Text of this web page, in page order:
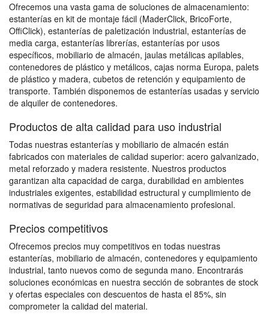
Ofrecemos una vasta gama de soluciones de almacenamiento:
estanterías en kit de montaje fácil (MaderClick, BricoForte,
OffiClick), estanterías de paletización industrial, estanterías de
media carga, estanterías librerías, estanterías por usos
específicos, mobiliario de almacén, jaulas metálicas apilables,
contenedores de plástico y metálicos, cajas norma Europa, palets
de plástico y madera, cubetos de retención y equipamiento de
transporte. También disponemos de estanterías usadas y servicio
de alquiler de contenedores.
Productos de alta calidad para uso industrial
Todas nuestras estanterías y mobiliario de almacén están
fabricados con materiales de calidad superior: acero galvanizado,
metal reforzado y madera resistente. Nuestros productos
garantizan alta capacidad de carga, durabilidad en ambientes
industriales exigentes, estabilidad estructural y cumplimiento de
normativas de seguridad para almacenamiento profesional.
Precios competitivos
Ofrecemos precios muy competitivos en todas nuestras
estanterías, mobiliario de almacén, contenedores y equipamiento
industrial, tanto nuevos como de segunda mano. Encontrarás
soluciones económicas en nuestra sección de sobrantes de stock
y ofertas especiales con descuentos de hasta el 85%, sin
comprometer la calidad del material.